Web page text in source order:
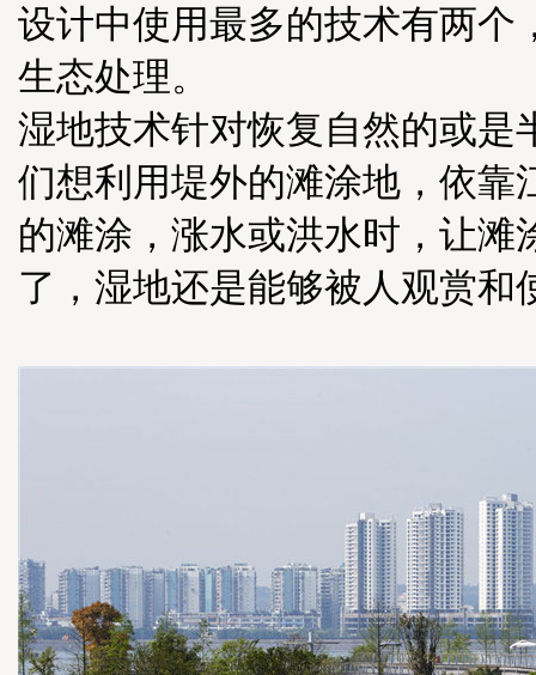
设计中使用最多的技术有两个
生态处理。
湿地技术针对恢复自然的或是
们想利用堤外的滩涂地，依靠
的滩涂，涨水或洪水时，让
了，湿地还是能够被人观赏和